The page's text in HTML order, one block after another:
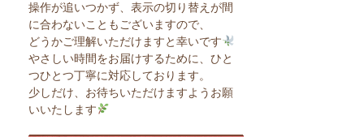
操作が追いつかず、表示の切り替えが間
に合わないこともございますので、
どうかご理解いただけますと幸いです
やさしい時間をお届けするために、ひと
つひとつ丁寧に対応しております。
少しだけ、お待ちいただけますようお願
いいたします